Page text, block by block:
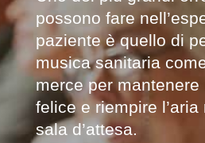
possono fare
paziente è quello di
musica sanitaria
merce per mantenere
felice e riempire
sala d’attesa.